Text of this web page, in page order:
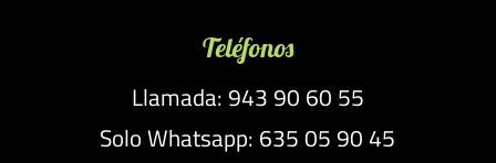
Teléfonos
Llamada: 943 90 60 55
Solo Whatsapp: 635 05 90 45